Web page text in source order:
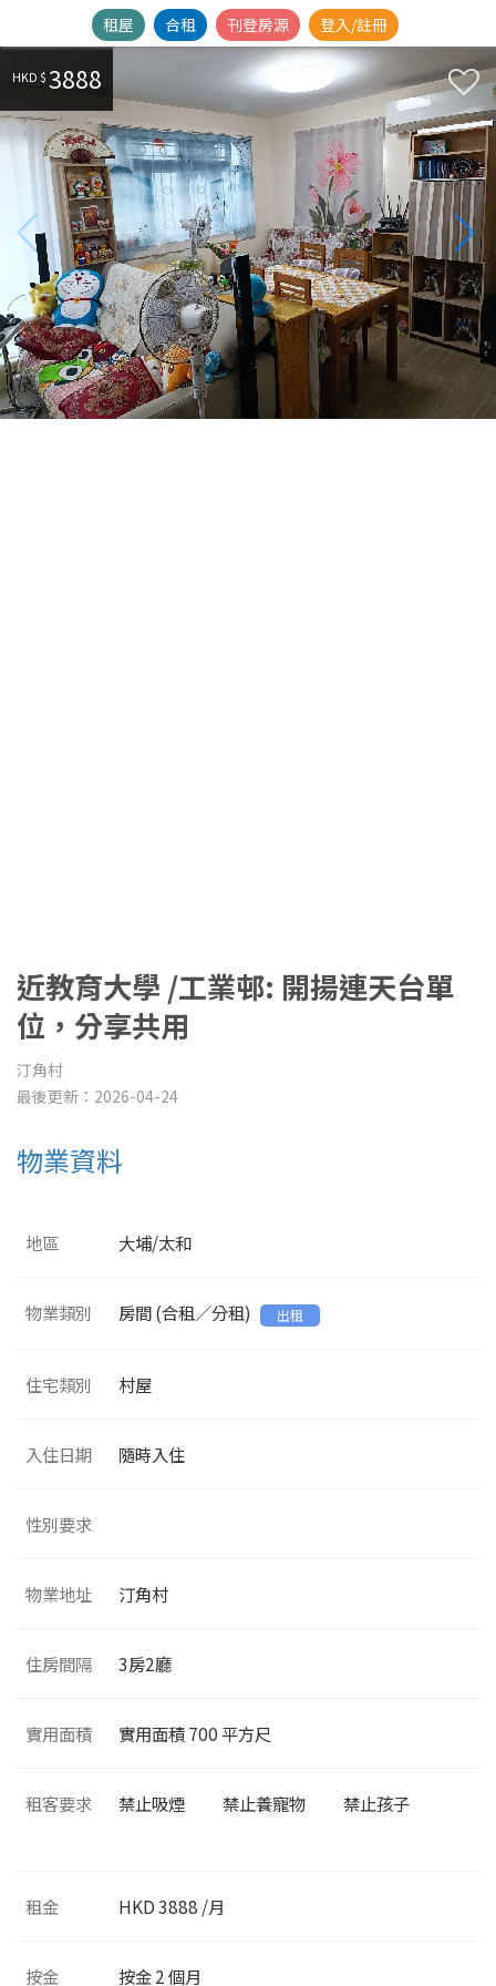
租屋 合租 刊登房源 登入/註冊
HKD $ 3888
近教育大學 /工業邨: 開揚連天台單
位，分享共用
汀角村
最後更新：2026-04-24
物業資料
地區 大埔/太和
物業類別 房間 (合租／分租) 出租
住宅類別 村屋
入住日期 隨時入住
性別要求
物業地址 汀角村
住房間隔 3房2廳
實用面積 實用面積700平方尺
租客要求 禁止吸煙 禁止養寵物 禁止孩子
租金 HKD 3888 /月
按金 按金 2 個月